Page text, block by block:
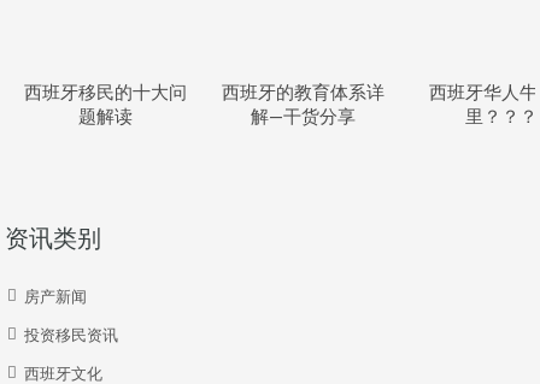
西班牙移民的十大问
题解读
西班牙的教育体系详
解—干货分享
西班牙华人
里？？？
资讯类别
房产新闻
投资移民资讯
西班牙文化